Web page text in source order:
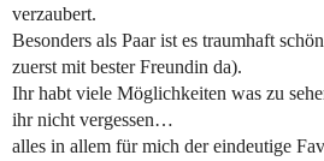
verzaubert.
Besonders als Paar ist es traumhaft
zuerst mit bester Freundin da).
Ihr habt viele Möglichkeiten was zu
ihr nicht vergessen…
alles in allem für mich der eindeutige